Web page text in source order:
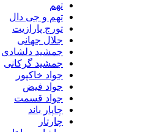
تهم و جی دال
تورج پارازیت
جلال جهانی
جمشید دلشادی
جمشید گرکانی
جواد خاکپور
جواد فیض
جواد قسمت
چاپار باند